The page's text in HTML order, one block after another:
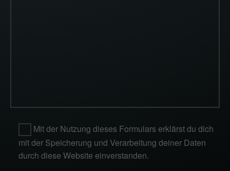
Mit der Nutzung dieses Formulars erklärst du dich
mit der Speicherung und Verarbeitung deiner Daten
durch diese Website einverstanden.